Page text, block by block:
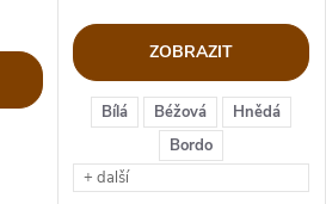
Bílá Béžová
Hnědá
Bordo
+ další
ZOBRAZIT